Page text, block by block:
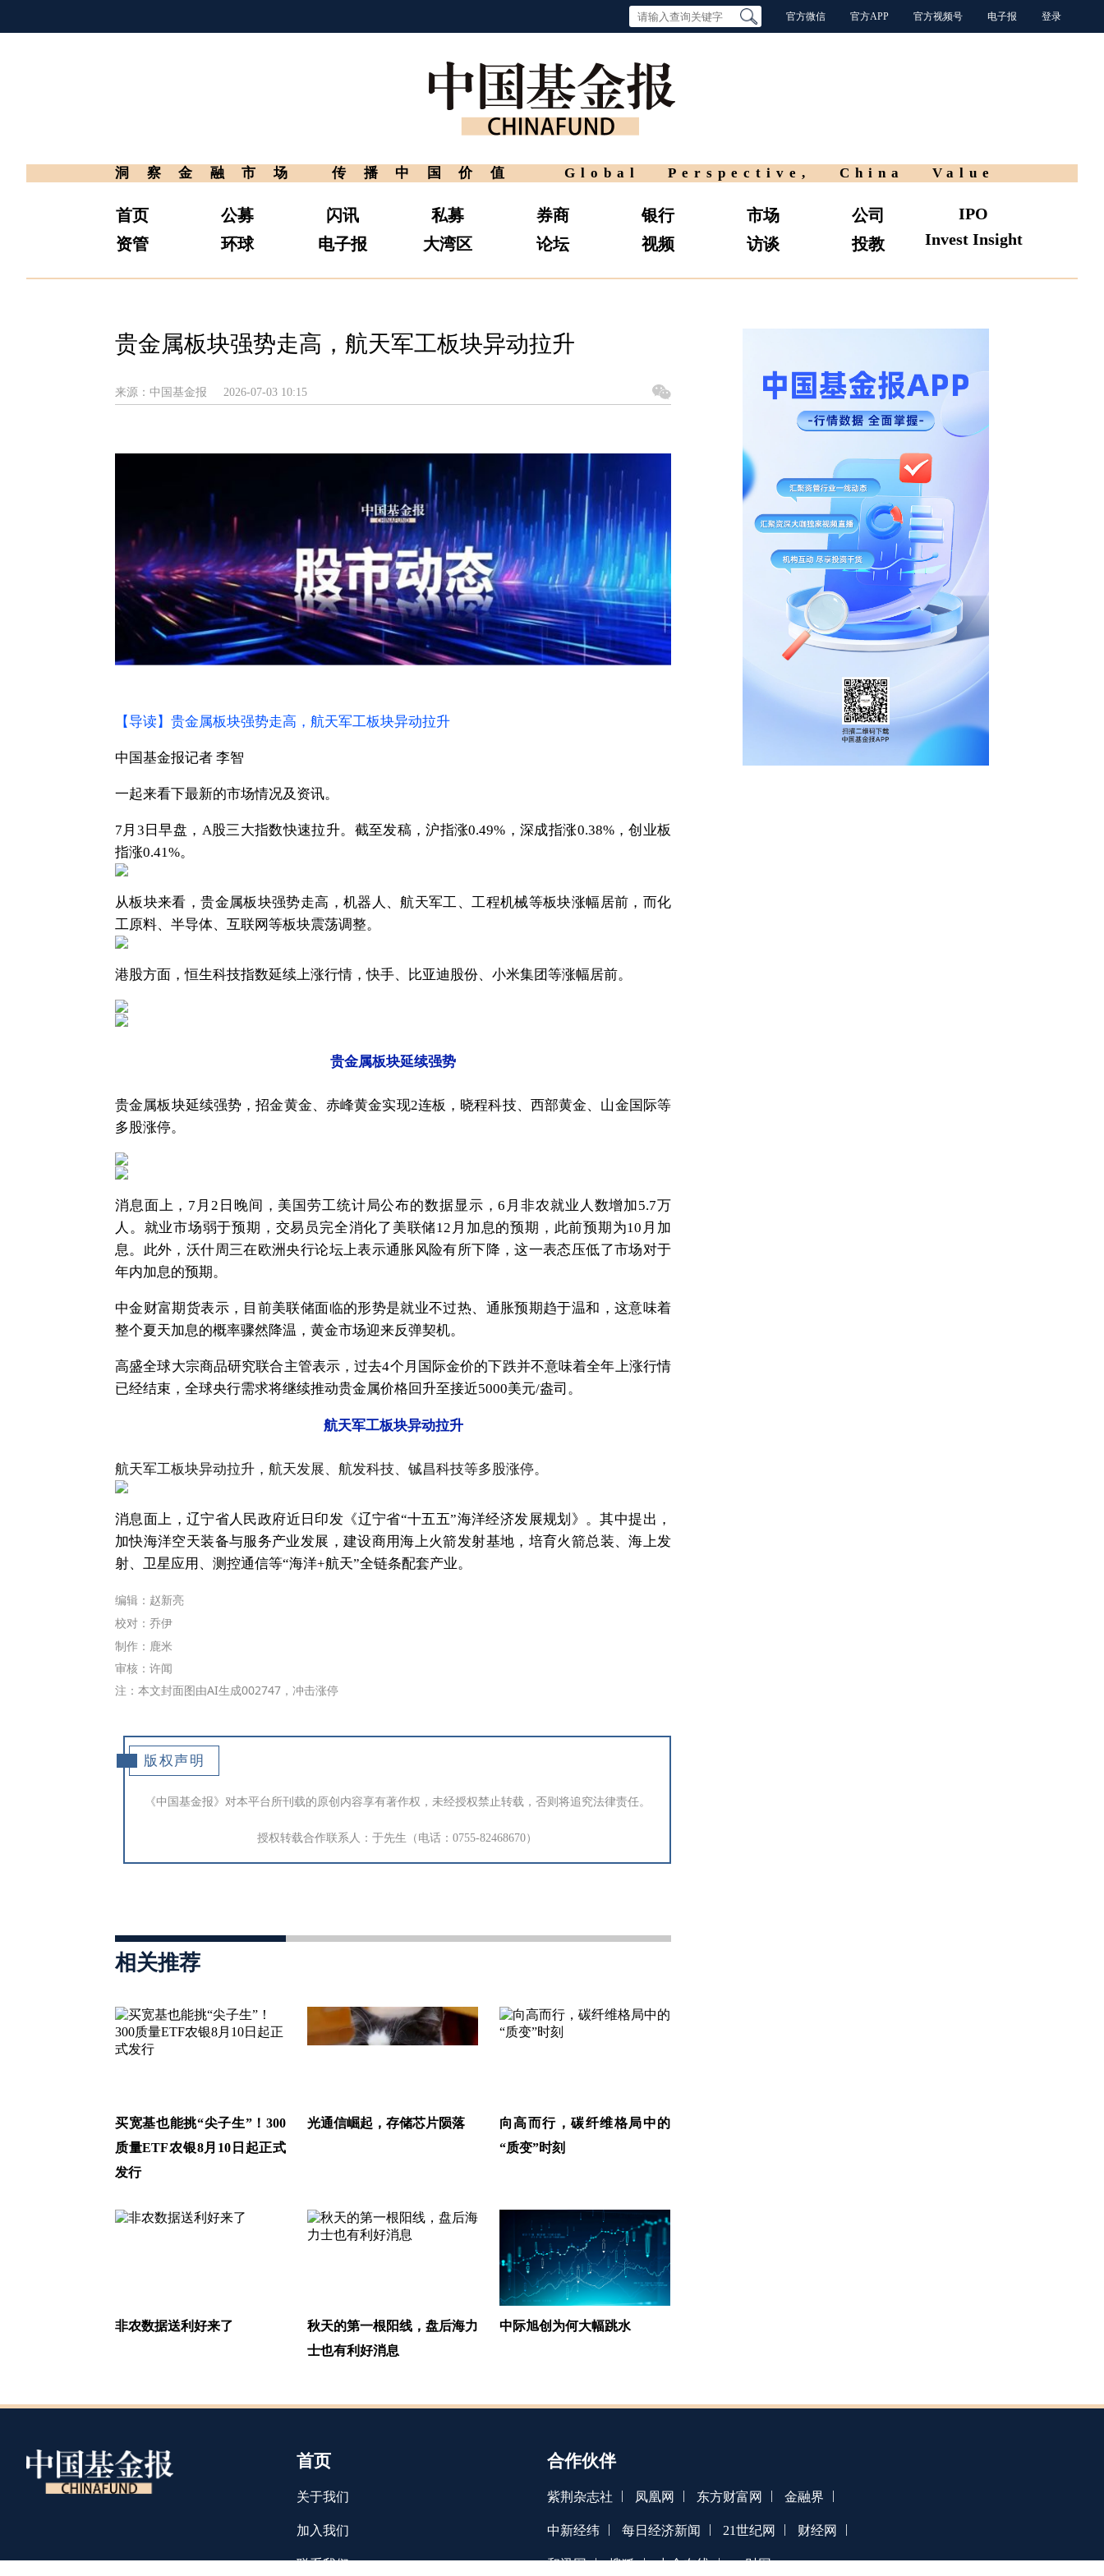
官方微信 官方APP 官方视频号 电子报 登录
洞察金融市场 传播中国价值 Global Perspective, China Value
首页
资管
公募
环球
闪讯
电子报
私募
大湾区
券商
论坛
银行
视频
市场
访谈
公司
投教
IPO
Invest Insight
贵金属板块强势走高，航天军工板块异动拉升
来源：中国基金报 2026-07-03 10:15
【导读】贵金属板块强势走高，航天军工板块异动拉升
中国基金报记者 李智
一起来看下最新的市场情况及资讯。
7月3日早盘，A股三大指数快速拉升。截至发稿，沪指涨0.49%，深成指涨0.38%，创业板
指涨0.41%。
从板块来看，贵金属板块强势走高，机器人、航天军工、工程机械等板块涨幅居前，而化
工原料、半导体、互联网等板块震荡调整。
港股方面，恒生科技指数延续上涨行情，快手、比亚迪股份、小米集团等涨幅居前。
贵金属板块延续强势
贵金属板块延续强势，招金黄金、赤峰黄金实现2连板，晓程科技、西部黄金、山金国际等
多股涨停。
消息面上，7月2日晚间，美国劳工统计局公布的数据显示，6月非农就业人数增加5.7万
人。就业市场弱于预期，交易员完全消化了美联储12月加息的预期，此前预期为10月加
息。此外，沃什周三在欧洲央行论坛上表示通胀风险有所下降，这一表态压低了市场对于
年内加息的预期。
中金财富期货表示，目前美联储面临的形势是就业不过热、通胀预期趋于温和，这意味着
整个夏天加息的概率骤然降温，黄金市场迎来反弹契机。
高盛全球大宗商品研究联合主管表示，过去4个月国际金价的下跌并不意味着全年上涨行情
已经结束，全球央行需求将继续推动贵金属价格回升至接近5000美元/盎司。
航天军工板块异动拉升
航天军工板块异动拉升，航天发展、航发科技、铖昌科技等多股涨停。
消息面上，辽宁省人民政府近日印发《辽宁省“十五五”海洋经济发展规划》。其中提出，
加快海洋空天装备与服务产业发展，建设商用海上火箭发射基地，培育火箭总装、海上发
射、卫星应用、测控通信等“海洋+航天”全链条配套产业。
编辑：赵新亮
校对：乔伊
制作：鹿米
审核：许闻
注：本文封面图由AI生成002747，冲击涨停
版权声明
《中国基金报》对本平台所刊载的原创内容享有著作权，未经授权禁止转载，否则将追究法律责任。
授权转载合作联系人：于先生（电话：0755-82468670）
相关推荐
买宽基也能挑“尖子生”！300
质量ETF农银8月10日起正式
发行
光通信崛起，存储芯片陨落
向高而行，碳纤维格局中的
“质变”时刻
非农数据送利好来了
秋天的第一根阳线，盘后海力
士也有利好消息
中际旭创为何大幅跳水
首页
关于我们
加入我们
联系我们
合作伙伴
紫荆杂志社 | 凤凰网 | 东方财富网 | 金融界 |
中新经纬 | 每日经济新闻 | 21世纪网 | 财经网 |
和讯网 | 搜狐 | 中金在线 | 一财网